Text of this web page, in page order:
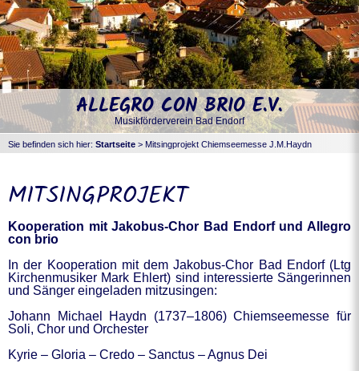
ALLEGRO CON BRIO E.V.
Musikförderverein Bad Endorf
Sie befinden sich hier: Startseite > Mitsingprojekt Chiemseemesse J.M.Haydn
MITSINGPROJEKT
Kooperation mit Jakobus-Chor Bad Endorf und Allegro
con brio
In der Kooperation mit dem Jakobus-Chor Bad Endorf (Ltg
Kirchenmusiker Mark Ehlert) sind interessierte Sängerinnen
und Sänger eingeladen mitzusingen:
Johann Michael Haydn (1737–1806) Chiemseemesse für
Soli, Chor und Orchester
Kyrie – Gloria – Credo – Sanctus – Agnus Dei